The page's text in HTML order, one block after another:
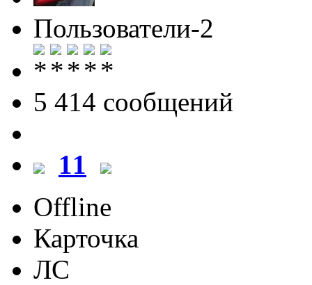
Пользователи-2
5 414 cообщений
11
Offline
Карточка
ЛС